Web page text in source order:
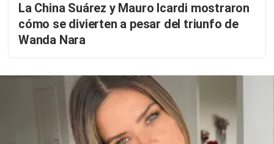
La China Suárez y Mauro Icardi mostraron
cómo se divierten a pesar del triunfo de
Wanda Nara